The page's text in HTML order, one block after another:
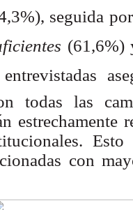
seguida
todas las
con